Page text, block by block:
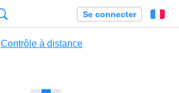
Se connecter
Contrôle à distance